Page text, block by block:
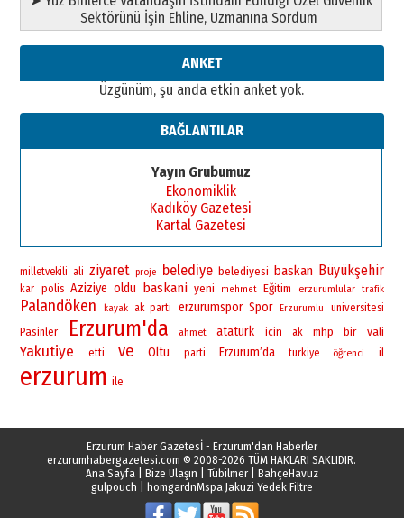
Sektörünü İşin Ehline, Uzmanına Sordum
ANKET
Üzgünüm, şu anda etkin anket yok.
BAĞLANTILAR
Yayın Grubumuz
Ekonomiklik
Kadıköy Gazetesi
Kartal Gazetesi
milletvekili ali ziyaret proje belediye belediyesi baskan Büyükşehir
kar polis Aziziye oldu baskani yeni mehmet Eğitim erzurumlular trafik
Palandöken kayak ak parti erzurumspor Spor Erzurumlu
universitesi
Pasinler
Erzurum'da ahmet ataturk icin ak mhp bir vali
Yakutiye etti ve Oltu parti Erzurum’da turkiye öğrenci il
erzurum ile
Erzurum Haber Gazetesİ - Erzurum'dan Haberler
erzurumhabergazetesi.com © 2008-2026 TÜM HAKLARI SAKLIDIR.
Ana Sayfa| Bize Ulaşın Tübilmer| BahçeHavuz
gulpouch
homgardnMspa Jakuzi Yedek Filtre